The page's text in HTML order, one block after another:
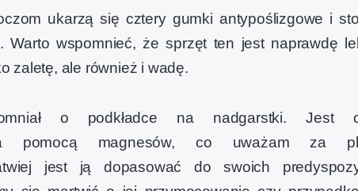
ukarzą się cztery gumki antypoślizgowe i
Warto wspomnieć, że sprzęt ten jest naprawdę
zaletę, ale również i wadę.
o podkładce na nadgarstki. Jest
pomocą magnesów, co uważam za
jest ją dopasować do swoich